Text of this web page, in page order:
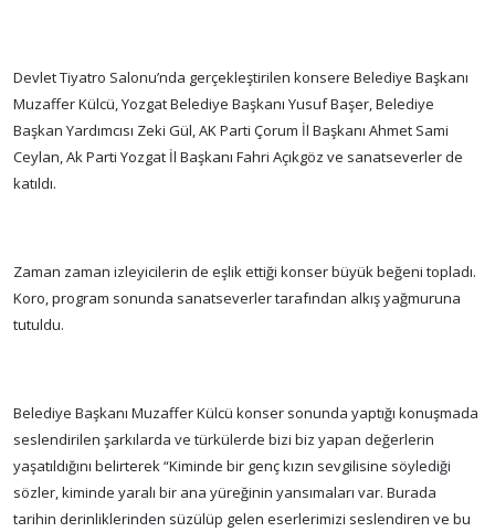
Devlet Tiyatro Salonu’nda gerçekleştirilen konsere Belediye Başkanı
Muzaffer Külcü, Yozgat Belediye Başkanı Yusuf Başer, Belediye
Başkan Yardımcısı Zeki Gül, AK Parti Çorum İl Başkanı Ahmet Sami
Ceylan, Ak Parti Yozgat İl Başkanı Fahri Açıkgöz ve sanatseverler de
katıldı.
Zaman zaman izleyicilerin de eşlik ettiği konser büyük beğeni topladı.
Koro, program sonunda sanatseverler tarafından alkış yağmuruna
tutuldu.
Belediye Başkanı Muzaffer Külcü konser sonunda yaptığı konuşmada
seslendirilen şarkılarda ve türkülerde bizi biz yapan değerlerin
yaşatıldığını belirterek “Kiminde bir genç kızın sevgilisine söylediği
sözler, kiminde yaralı bir ana yüreğinin yansımaları var. Burada
tarihin derinliklerinden süzülüp gelen eserlerimizi seslendiren ve bu